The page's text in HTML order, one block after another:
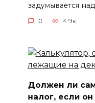
задумывается
0 4.9к.
Должен ли
налог, если